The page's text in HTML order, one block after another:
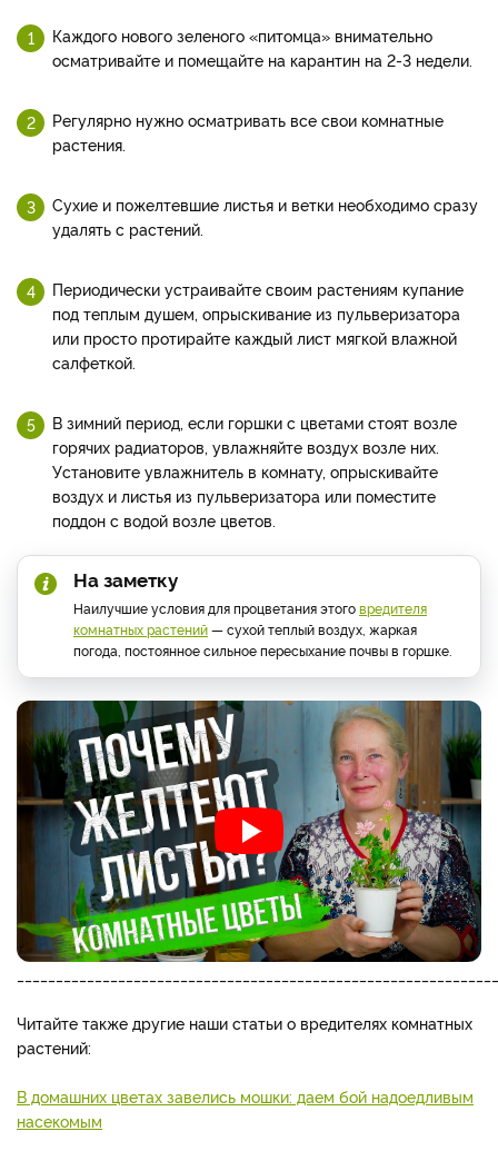
Каждого нового зеленого «питомца» внимательно
осматривайте и помещайте на карантин на 2-3 недели.
Регулярно нужно осматривать все свои комнатные
растения.
Сухие и пожелтевшие листья и ветки необходимо сразу
удалять с растений.
Периодически устраивайте своим растениям купание
под теплым душем, опрыскивание из пульверизатора
или просто протирайте каждый лист мягкой влажной
салфеткой.
В зимний период, если горшки с цветами стоят возле
горячих радиаторов, увлажняйте воздух возле них.
Установите увлажнитель в комнату, опрыскивайте
воздух и листья из пульверизатора или поместите
поддон с водой возле цветов.
На заметку
Наилучшие условия для процветания этоговредителя
комнатных растений— сухой теплый воздух, жаркая
погода, постоянное сильное пересыхание почвы в горшке.
Читайте также другие наши статьи о вредителях комнатных
растений:
В домашних цветах завелись мошки: даем бой надоедливым
насекомым